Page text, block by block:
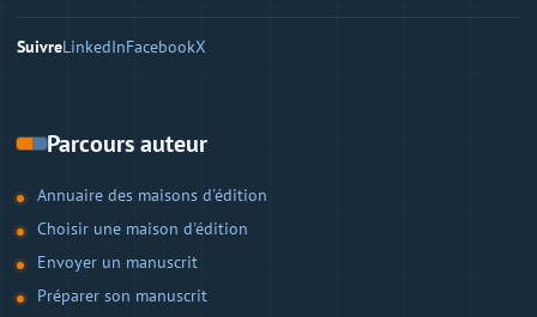
SuivreLinkedInFacebookX
Parcours auteur
Annuaire des maisons d'édition
Choisir une maison d'édition
Envoyer un manuscrit
Préparer son manuscrit